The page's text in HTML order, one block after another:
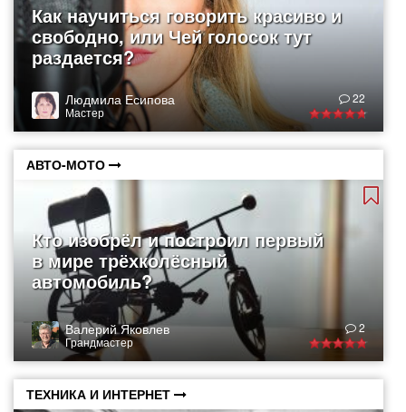
Как научиться говорить красиво и
свободно, или Чей голосок тут
раздается?
Людмила Есипова
Мастер
22
АВТО-МОТО
Кто изобрёл и построил первый
в мире трёхколёсный
автомобиль?
Валерий Яковлев
Грандмастер
2
ТЕХНИКА И ИНТЕРНЕТ